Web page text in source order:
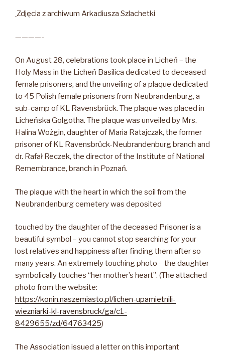
Zdjęcia z archiwum Arkadiusza Szlachetki
————-
On August 28, celebrations took place in Licheń – the
Holy Mass in the Licheń Basilica dedicated to deceased
female prisoners, and the unveiling of a plaque dedicated
to 45 Polish female prisoners from Neubrandenburg, a
sub-camp of KL Ravensbrück. The plaque was placed in
Licheńska Golgotha. The plaque was unveiled by Mrs.
Halina Wożgin, daughter of Maria Ratajczak, the former
prisoner of KL Ravensbrück-Neubrandenburg branch and
dr. Rafał Reczek, the director of the Institute of National
Remembrance, branch in Poznań.
The plaque with the heart in which the soil from the
Neubrandenburg cemetery was deposited
touched by the daughter of the deceased Prisoner is a
beautiful symbol – you cannot stop searching for your
lost relatives and happiness after finding them after so
many years. An extremely touching photo – the daughter
symbolically touches “her mother’s heart”. (The attached
photo from the website:
https://konin.naszemiasto.pl/lichen-upamietnili-
wiezniarki-kl-ravensbruck/ga/c1-
8429655/zd/64763425)
The Association issued a letter on this important